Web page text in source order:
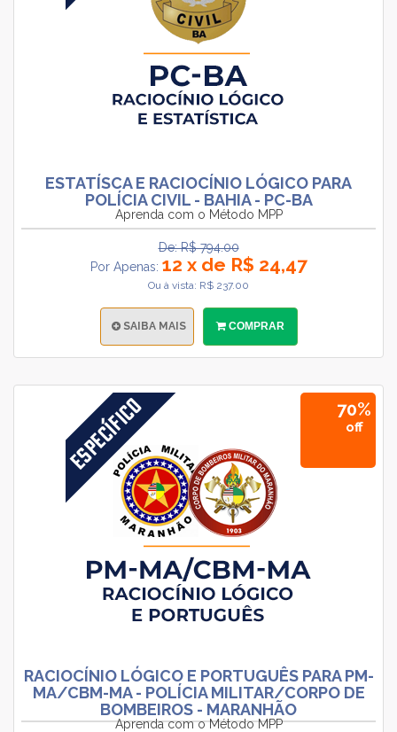
ESTATÍSCA E RACIOCÍNIO LÓGICO PARA
POLÍCIA CIVIL - BAHIA - PC-BA
Aprenda com o Método MPP
De: R$ 794.00
Por Apenas: 12 x de R$ 24,47
Ou à vista: R$ 237.00
SAIBA MAIS COMPRAR
70%
off
RACIOCÍNIO LÓGICO E PORTUGUÊS PARA PM-
MA/CBM-MA - POLÍCIA MILITAR/CORPO DE
BOMBEIROS - MARANHÃO
Aprenda com o Método MPP